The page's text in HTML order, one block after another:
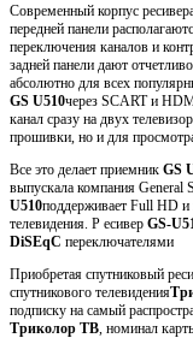
Современный корпус
передней панели
переключения каналов и
задней панели дают
абсолютно для всех
GS U510через SCART и
канал сразу на двух
прошивки, но и для
Все это делает приемник GS
выпускала компания General
U510поддерживает Full HD и
телевидения. Р есивер GS-
DiSEqC переключателями
Приобретая спутниковый
спутникового телевидения
подписку на самый
Триколор ТВ, номинал